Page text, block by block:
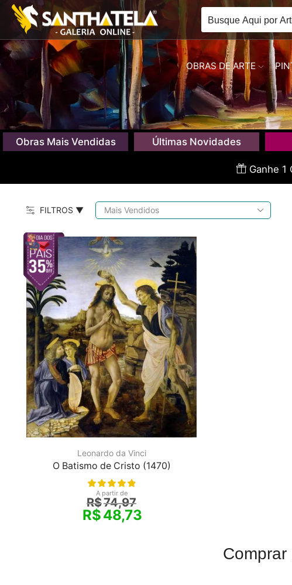
OBRAS DE ARTE
Obras Mais Vendidas Últimas Novidades
Ganhe 1
FILTROS ▼
Leonardo da Vinci
O Batismo de Cristo (1470)
A partir de
R$74,97
R$48,73